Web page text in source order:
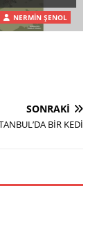
NERMIN ŞENOL
SONRAKI
BİR KEDİ